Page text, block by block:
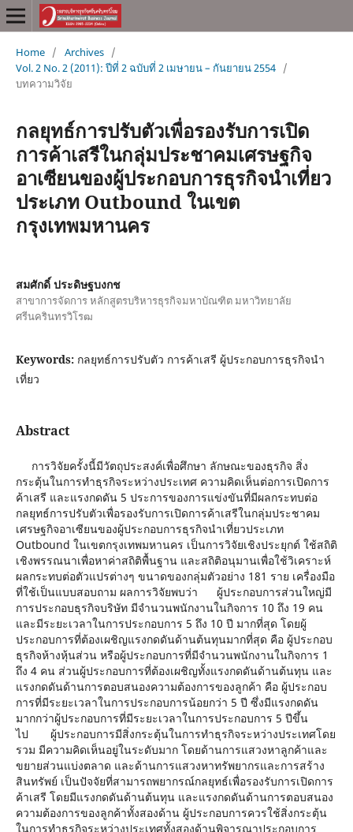
Home / Archives /
Vol. 2 No. 2 (2011): ปีที่ 2 ฉบับที่ 2 เมษายน – กันยายน 2554 /
บทความวิจัย
กลยุทธ์การปรับตัวเพื่อรองรับการเปิด
การค้าเสรีในกลุ่มประชาคมเศรษฐกิจ
อาเซียนของผู้ประกอบการธุรกิจนำเที่ยว
ประเภท Outbound ในเขต
กรุงเทพมหานคร
สมศักดิ์ ประดิษฐบงกช
สาขาการจัดการ หลักสูตรบริหารธุรกิจมหาบัณฑิต มหาวิทยาลัย
ศรีนครินทรวิโรฒ
Keywords: กลยุทธ์การปรับตัว การค้าเสรี ผู้ประกอบการธุรกิจนำ
เที่ยว
Abstract
การวิจัยครั้งนี้มีวัตถุประสงค์เพื่อศึกษา ลักษณะของธุรกิจ สิ่ง
กระตุ้นในการทำธุรกิจระหว่างประเทศ ความคิดเห็นต่อการเปิดการ
ค้าเสรี และแรงกดดัน 5 ประการของการแข่งขันที่มีผลกระทบต่อ
กลยุทธ์การปรับตัวเพื่อรองรับการเปิดการค้าเสรีในกลุ่มประชาคม
เศรษฐกิจอาเซียนของผู้ประกอบการธุรกิจนำเที่ยวประเภท
Outbound ในเขตกรุงเทพมหานคร เป็นการวิจัยเชิงประยุกต์ ใช้สถิติ
เชิงพรรณนาเพื่อหาค่าสถิติพื้นฐาน และสถิติอนุมานเพื่อใช้วิเคราะห์
ผลกระทบต่อตัวแปรต่างๆ ขนาดของกลุ่มตัวอย่าง 181 ราย เครื่องมือ
ที่ใช้เป็นแบบสอบถาม ผลการวิจัยพบว่า ผู้ประกอบการส่วนใหญ่มี
การประกอบธุรกิจบริษัท มีจำนวนพนักงานในกิจการ 10 ถึง 19 คน
และมีระยะเวลาในการประกอบการ 5 ถึง 10 ปี มากที่สุด โดยผู้
ประกอบการที่ต้องเผชิญแรงกดดันด้านต้นทุนมากที่สุด คือ ผู้ประกอบ
ธุรกิจห้างหุ้นส่วน หรือผู้ประกอบการที่มีจำนวนพนักงานในกิจการ 1
ถึง 4 คน ส่วนผู้ประกอบการที่ต้องเผชิญทั้งแรงกดดันด้านต้นทุน และ
แรงกดดันด้านการตอบสนองความต้องการของลูกค้า คือ ผู้ประกอบ
การที่มีระยะเวลาในการประกอบการน้อยกว่า 5 ปี ซึ่งมีแรงกดดัน
มากกว่าผู้ประกอบการที่มีระยะเวลาในการประกอบการ 5 ปีขึ้น
ไป ผู้ประกอบการมีสิ่งกระตุ้นในการทำธุรกิจระหว่างประเทศโดย
รวม มีความคิดเห็นอยู่ในระดับมาก โดยด้านการแสวงหาลูกค้าและ
ขยายส่วนแบ่งตลาด และด้านการแสวงหาทรัพยากรและการสร้าง
สินทรัพย์ เป็นปัจจัยที่สามารถพยากรณ์กลยุทธ์เพื่อรองรับการเปิดการ
ค้าเสรี โดยมีแรงกดดันด้านต้นทุน และแรงกดดันด้านการตอบสนอง
ความต้องการของลูกค้าทั้งสองด้าน ผู้ประกอบการควรใช้สิ่งกระตุ้น
ในการทำธุรกิจระหว่างประเทศทั้งสองด้านพิจารณาประกอบการ